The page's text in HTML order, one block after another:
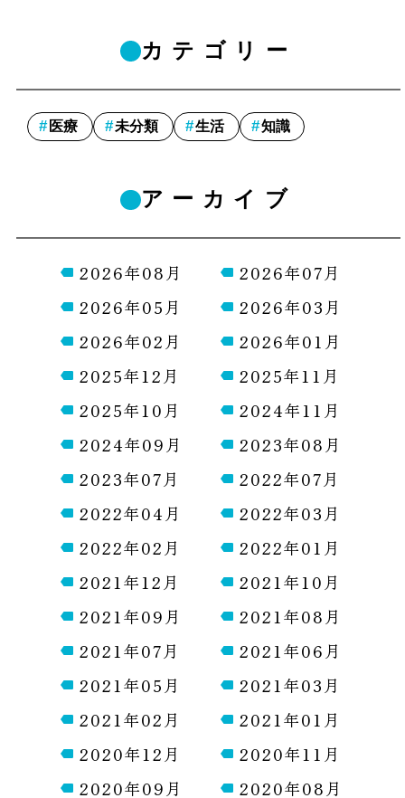
カテゴリー
医療 未分類 生活 知識
アーカイブ
2026年08月
2026年07月
2026年05月
2026年03月
2026年02月
2026年01月
2025年12月
2025年11月
2025年10月
2024年11月
2024年09月
2023年08月
2023年07月
2022年07月
2022年04月
2022年03月
2022年02月
2022年01月
2021年12月
2021年10月
2021年09月
2021年08月
2021年07月
2021年06月
2021年05月
2021年03月
2021年02月
2021年01月
2020年12月
2020年11月
2020年09月
2020年08月